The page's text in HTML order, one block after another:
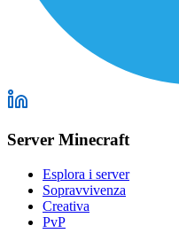
Server Minecraft
Esplora i server
Sopravvivenza
Creativa
PvP